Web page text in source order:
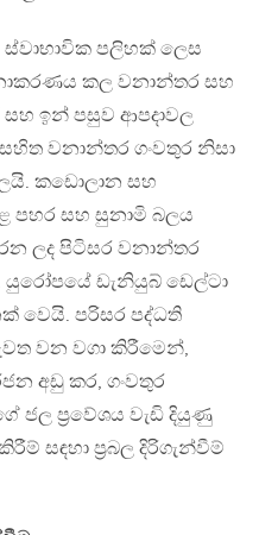
පලිහක් ලෙස
කල වනාන්තර සහ
සහ ඉන් පසුව ආපදාවල
වනාන්තර ගංවතුර නිසා
කඩොලාන සහ
පහර සහ සුනාමි බලය
ලද පිටිසර වනාන්තර
යුරෝපයේ ඩැනියුබ් ඩෙල්ටා
වෙයි. පරිසර පද්ධති
වන වගා කිරීමෙන්,
අඩු කර, ගංවතුර
ජල ප්‍රවේශය වැඩි දියුණු
සඳහා ප්‍රබල දිරිගැන්වීම්